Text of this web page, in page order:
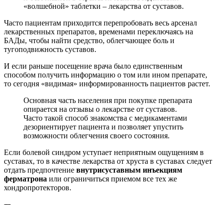
«волшебной» таблетки – лекарства от суставов.
Часто пациентам приходится перепробовать весь арсенал
лекарственных препаратов, временами переключаясь на
БАДы, чтобы найти средство, облегчающее боль и
тугоподвижность суставов.
И если раньше посещение врача было единственным
способом получить информацию о том или ином препарате,
то сегодня «видимая» информированность пациентов растет.
Основная часть населения при покупке препарата
опирается на отзывы о лекарстве от суставов.
Часто такой способ знакомства с медикаментами
дезориентирует пациента и позволяет упустить
возможности облегчения своего состояния.
Если болевой синдром уступает неприятным ощущениям в
суставах, то в качестве лекарства от хруста в суставах следует
отдать предпочтение внутрисуставным инъекциям
ферматрона или ограничиться приемом все тех же
хондропротекторов.